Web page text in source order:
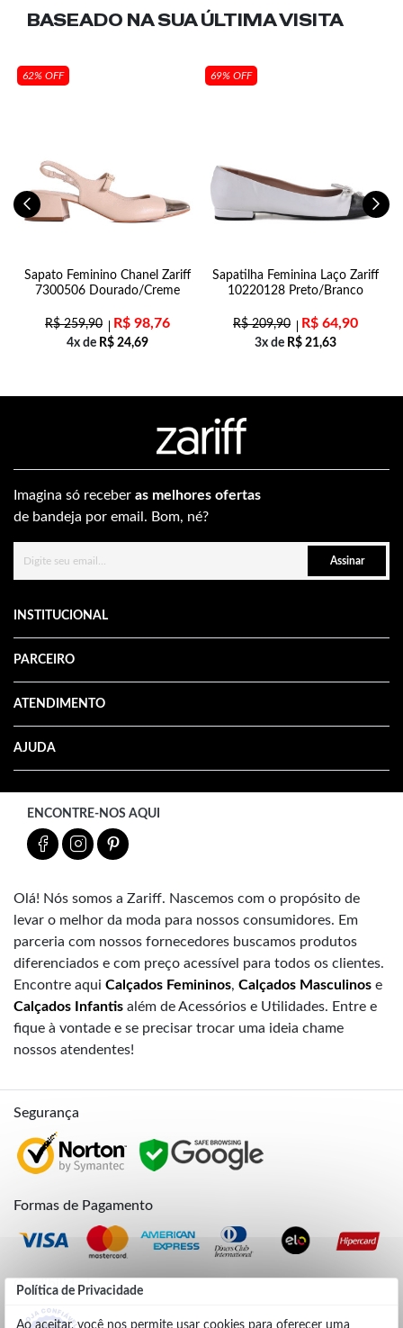
Política de Privacidade
Ao aceitar, você nos permite usar cookies para oferecer uma
BASEADO NA SUAÚLTIMA VISITA
62% OFF
Sapato Feminino Chanel Zariff
7300506 Dourado/Creme
R$259,90 R$ 98,76
4x de R$ 24,69
69% OFF
Sapatilha Feminina Laço Zariff
10220128 Preto/Branco
R$209,90 R$ 64,90
3x de R$ 21,63
Imagina só receber as melhores ofertas
de bandeja por email. Bom, né?
Assinar
INSTITUCIONAL
PARCEIRO
ATENDIMENTO
AJUDA
ENCONTRE-NOS AQUI
Olá! Nós somos a Zariff. Nascemos com o propósito de
levar o melhor da moda para nossos consumidores. Em
parceria com nossos fornecedores buscamos produtos
diferenciados e com preço acessível para todos os clientes.
Encontre aqui Calçados Femininos, Calçados Masculinos e
Calçados Infantis além de Acessórios e Utilidades. Entre e
fique à vontade e se precisar trocar uma ideia chame
nossos atendentes!
Segurança
Formas de Pagamento
Credibilidade